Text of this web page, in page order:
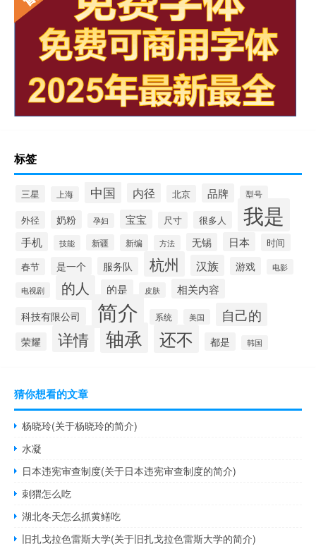
标签
三星 上海 中国 内径 北京 品牌 型号
外径 奶粉 孕妇 宝宝 尺寸 很多人 我是
手机 技能 新疆 新编 方法 无锡 日本 时间
春节 是一个 服务队 杭州 汉族 游戏 电影
电视剧 的人 的是 皮肤 相关内容
科技有限公司 简介 系统 美国 自己的
荣耀 详情 轴承 还不 都是 韩国
猜你想看的文章
杨晓玲(关于杨晓玲的简介)
水凝
日本违宪审查制度(关于日本违宪审查制度的简介)
刺猬怎么吃
湖北冬天怎么抓黄鳝吃
旧扎戈拉色雷斯大学(关于旧扎戈拉色雷斯大学的简介)